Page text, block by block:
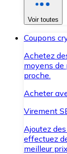
Voir toutes
Coupons
Achetez
moyens de
proche.
Acheter
Virement
Ajoutez
effectuez
meilleur